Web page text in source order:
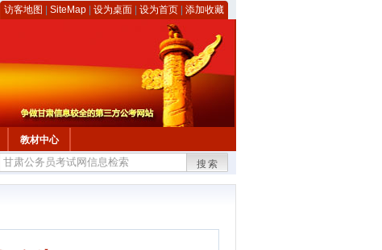
访客地图 SiteMap 设为桌面 设为首页 添加收藏
教材中心
搜索